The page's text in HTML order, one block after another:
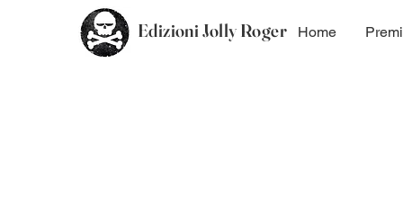
Edizioni Jolly Roger Home